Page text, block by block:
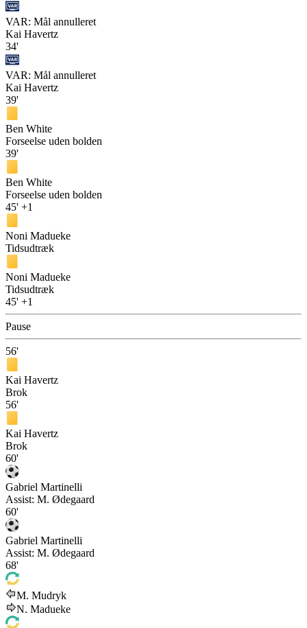
VAR: Mål annulleret
Kai Havertz
34'
VAR: Mål annulleret
Kai Havertz
39'
Ben White
Forseelse uden bolden
39'
Ben White
Forseelse uden bolden
45' +1
Noni Madueke
Tidsudtræk
Noni Madueke
Tidsudtræk
45' +1
Pause
56'
Kai Havertz
Brok
56'
Kai Havertz
Brok
60'
Gabriel Martinelli
Assist: M. Ødegaard
60'
Gabriel Martinelli
Assist: M. Ødegaard
68'
M. Mudryk
N. Madueke